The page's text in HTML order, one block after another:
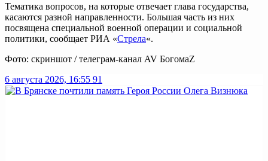
Тематика вопросов, на которые отвечает глава государства,
касаются разной направленности. Большая часть из них
посвящена специальной военной операции и социальной
политики, сообщает РИА «Стрела«.
Фото: скриншот / телеграм-канал AV БогомаZ
6 августа 2026, 16:55 91